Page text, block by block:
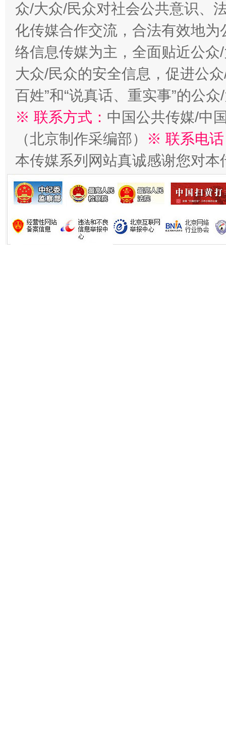
习近平的博鳌关键词
魏明亮
“刷贴”乱象丛生
生
众/大众/民众对社会公共意识、
化传媒合作交流，合法有效地
络信息传媒为主，全面贴近公
大众/民众的安全信息，促进公
百姓”和“说真话、重实事”的公
※ 联系方式： 中国公共传媒/中
（北京制作采编部）
※ 联系电
本传媒系列网站真诚感谢您对